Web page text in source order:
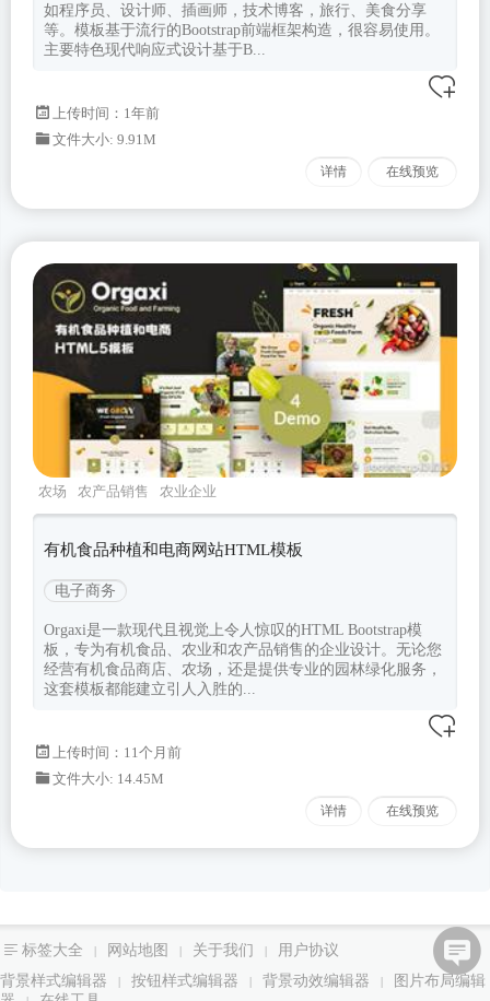
如程序员、设计师、插画师，技术博客，旅行、美食分享
等。模板基于流行的Bootstrap前端框架构造，很容易使用。
主要特色现代响应式设计基于B...
上传时间：1年前
文件大小: 9.91M
详情 在线预览
农场 农产品销售
农业企业
orgaxi
Bootstrapv520
有机食品种植和电商网站HTML模板
电子商务
Orgaxi是一款现代且视觉上令人惊叹的HTML Bootstrap模
板，专为有机食品、农业和农产品销售的企业设计。无论您
经营有机食品商店、农场，还是提供专业的园林绿化服务，
这套模板都能建立引人入胜的...
上传时间：11个月前
文件大小: 14.45M
详情 在线预览
标签大全 网站地图 关于我们
用户协议
背景样式编辑器
按钮样式编辑器 背景动效编辑器
图片布局编辑